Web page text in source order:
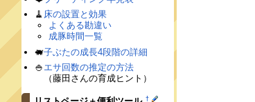
🧹 床の設置と効果
よくある勘違い
成豚時間一覧
🐖子ぶたの成長4段階の詳細
🍚 エサ回数の推定の方法
（藤田さんの育成ヒント）
†